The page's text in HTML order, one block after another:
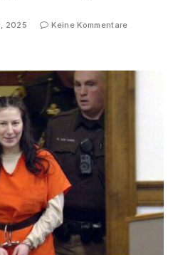
2025
Keine Kommentare